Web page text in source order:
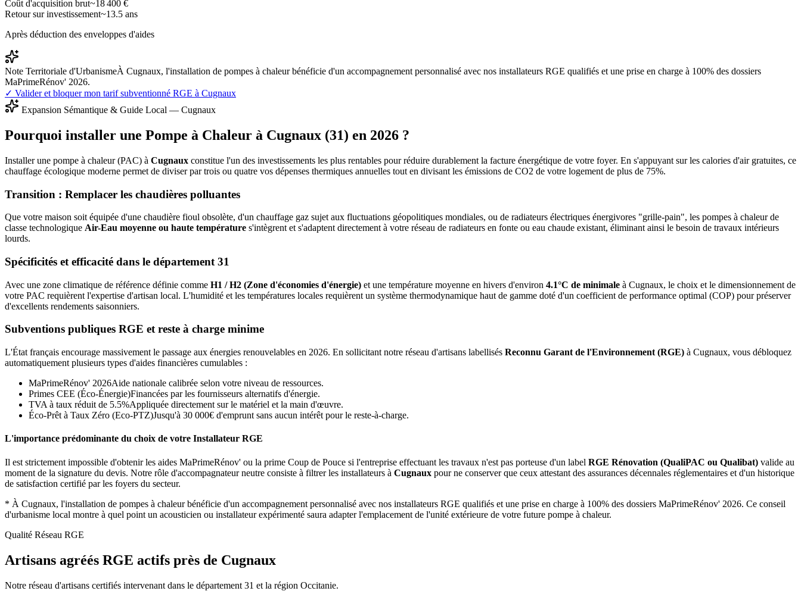
Coût d'acquisition brut~18 400 €
Retour sur investissement~13.5 ans
Après déduction des enveloppes d'aides
Note Territoriale d'UrbanismeÀ Cugnaux, l'installation de pompes à chaleur bénéficie d'un accompagnement personnalisé avec nos installateurs RGE qualifiés et une prise en charge à 100% des dossiers
MaPrimeRénov' 2026.
✓ Valider et bloquer mon tarif subventionné RGE à Cugnaux
Expansion Sémantique & Guide Local — Cugnaux
Pourquoi installer une Pompe à Chaleur à Cugnaux (31) en 2026 ?
Installer une pompe à chaleur (PAC) à Cugnaux constitue l'un des investissements les plus rentables pour réduire durablement la facture énergétique de votre foyer. En s'appuyant sur les calories d'air gratuites, ce
chauffage écologique moderne permet de diviser par trois ou quatre vos dépenses thermiques annuelles tout en divisant les émissions de CO2 de votre logement de plus de 75%.
Transition : Remplacer les chaudières polluantes
Que votre maison soit équipée d'une chaudière fioul obsolète, d'un chauffage gaz sujet aux fluctuations géopolitiques mondiales, ou de radiateurs électriques énergivores "grille-pain", les pompes à chaleur de
classe technologique Air-Eau moyenne ou haute température s'intègrent et s'adaptent directement à votre réseau de radiateurs en fonte ou eau chaude existant, éliminant ainsi le besoin de travaux intérieurs
lourds.
Spécificités et efficacité dans le département 31
Avec une zone climatique de référence définie comme H1 / H2 (Zone d'économies d'énergie) et une température moyenne en hivers d'environ 4.1°C de minimale à Cugnaux, le choix et le dimensionnement de
votre PAC requièrent l'expertise d'artisan local. L'humidité et les températures locales requièrent un système thermodynamique haut de gamme doté d'un coefficient de performance optimal (COP) pour préserver
d'excellents rendements saisonniers.
Subventions publiques RGE et reste à charge minime
L'État français encourage massivement le passage aux énergies renouvelables en 2026. En sollicitant notre réseau d'artisans labellisés Reconnu Garant de l'Environnement (RGE) à Cugnaux, vous débloquez
automatiquement plusieurs types d'aides financières cumulables :
MaPrimeRénov' 2026Aide nationale calibrée selon votre niveau de ressources.
Primes CEE (Éco-Énergie)Financées par les fournisseurs alternatifs d'énergie.
TVA à taux réduit de 5.5%Appliquée directement sur le matériel et la main d'œuvre.
Éco-Prêt à Taux Zéro (Eco-PTZ)Jusqu'à 30 000€ d'emprunt sans aucun intérêt pour le reste-à-charge.
L'importance prédominante du choix de votre Installateur RGE
Il est strictement impossible d'obtenir les aides MaPrimeRénov' ou la prime Coup de Pouce si l'entreprise effectuant les travaux n'est pas porteuse d'un label RGE Rénovation (QualiPAC ou Qualibat) valide au
moment de la signature du devis. Notre rôle d'accompagnateur neutre consiste à filtrer les installateurs à Cugnaux pour ne conserver que ceux attestant des assurances décennales réglementaires et d'un historique
de satisfaction certifié par les foyers du secteur.
* À Cugnaux, l'installation de pompes à chaleur bénéficie d'un accompagnement personnalisé avec nos installateurs RGE qualifiés et une prise en charge à 100% des dossiers MaPrimeRénov' 2026. Ce conseil
d'urbanisme local montre à quel point un acousticien ou installateur expérimenté saura adapter l'emplacement de l'unité extérieure de votre future pompe à chaleur.
Qualité Réseau RGE
Artisans agréés RGE actifs près de Cugnaux
Notre réseau d'artisans certifiés intervenant dans le département 31 et la région Occitanie.